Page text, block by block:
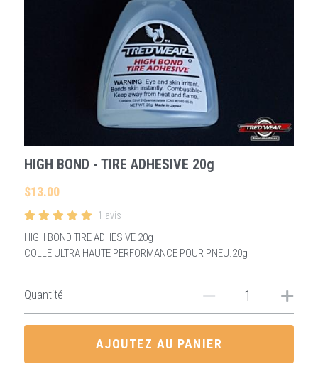
Français
HIGH BOND - TIRE ADHESIVE 20g
$13.00
1 avis
HIGH BOND TIRE ADHESIVE 20g
COLLE ULTRA HAUTE PERFORMANCE POUR PNEU.20g
Quantité
AJOUTEZ AU PANIER